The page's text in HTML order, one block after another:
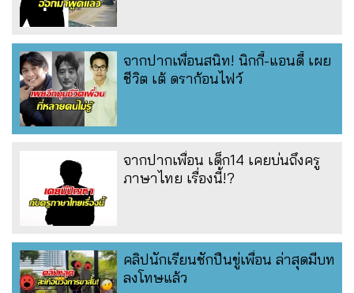
จากปากเพื่อนสนิท! นิกกี้-แอนดี้ เผย
ชีวิต เต้ ดราก้อนไฟว์
จากปากเพื่อน เด็ก14 เคยบ่นถึงครู
ภาษาไทย เรื่องนี้!?
คลิปนักเรียนชักปืนขู่เพื่อน ล่าสุดมีบท
ลงโทษแล้ว